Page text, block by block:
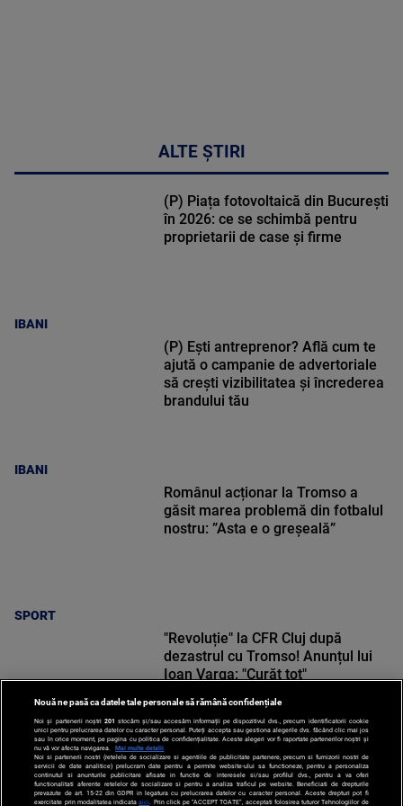
ALTE ȘTIRI
IBANI
(P) Piața fotovoltaică din București
în 2026: ce se schimbă pentru
proprietarii de case și firme
IBANI
(P) Ești antreprenor? Află cum te
ajută o campanie de advertoriale
să crești vizibilitatea și încrederea
brandului tău
SPORT
Românul acționar la Tromso a
găsit marea problemă din fotbalul
nostru: ”Asta e o greșeală”
SPORT
"Revoluție" la CFR Cluj după
dezastrul cu Tromso! Anunțul lui
Ioan Varga: "Curăț tot"
Nouă ne pasă ca datele tale personale să rămână confidențiale
Noi și partenerii noștri 201 stocăm și/sau accesăm informații pe dispozitivul dvs., precum identificatorii cookie
unici pentru prelucrarea datelor cu caracter personal. Puteți accepta sau gestiona alegerile dvs. făcând clic mai jos
sau în orice moment, pe pagina cu politica de confidențialitate. Aceste alegeri vor fi raportate partenerilor noștri și
nu vă vor afecta navigarea.
Mai multe detalii
Noi si partenerii nostri (retelele de socializare si agentiile de publicitate partenere, precum si furnizorii nostri de
servicii de date analitice) prelucram date pentru a permite website-ului sa functioneze, pentru a personaliza
continutul si anunturile publicitare afisate in functie de interesele si/sau profilul dvs., pentru a va oferi
functionalitati aferente retelelor de socializare si pentru a analiza traficul pe website. Beneficiati de drepturile
prevazute de art. 15-22 din GDPR in legatura cu prelucrarea datelor cu caracter personal. Aceste drepturi pot fi
exercitate prin modalitatea indicataaici . Prin click pe “ACCEPT TOATE”, acceptati folosirea tuturor Tehnologiilor de